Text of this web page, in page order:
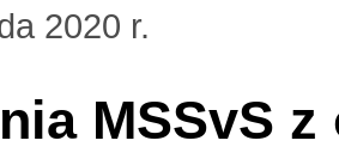
Berdyczów w kronikach
1 (164) 2026 r. (10)
2020 r.
MSSvS z